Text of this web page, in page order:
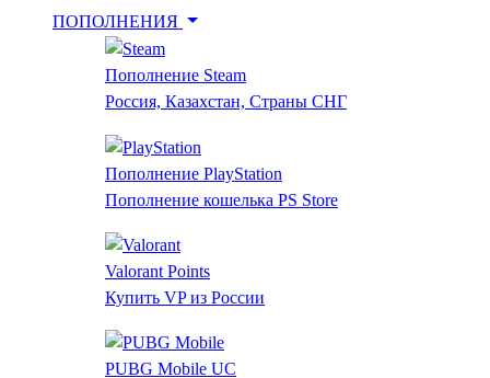
ПОПОЛНЕНИЯ
Пополнение Steam
Россия, Казахстан, Страны СНГ
Пополнение PlayStation
Пополнение кошелька PS Store
Valorant Points
Купить VP из России
PUBG Mobile UC
Пополнение Steam
PlayStation
Valorant
PUBG Mobile
Ваучеры Steam
сервисы